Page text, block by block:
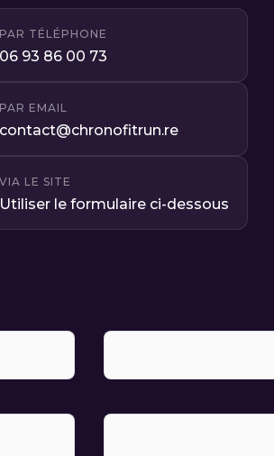
PAR TÉLÉPHONE
06 93 86 00 73
PAR EMAIL
contact@chronofitrun.re
VIA LE SITE
Utiliser le formulaire ci-dessous